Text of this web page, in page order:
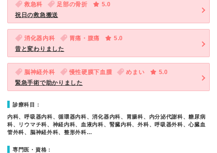
救急科 足部の骨折
5.0
祝日の救急搬送
消化器内科 胃痛・腹痛
5.0
昔と変わりました
脳神経外科 慢性硬膜下血腫 めまい
5.0
緊急手術で助かりました
診療科目：
内科、呼吸器内科、循環器内科、消化器内科、胃腸科、内分泌代謝科、糖尿病
科、リウマチ科、神経内科、血液内科、腎臓内科、外科、呼吸器外科、心臓血
管外科、脳神経外科、整形外科…
専門医・資格：